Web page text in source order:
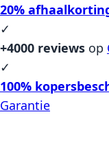
20%
✓
+4000 reviews op
✓
100%
Garantie